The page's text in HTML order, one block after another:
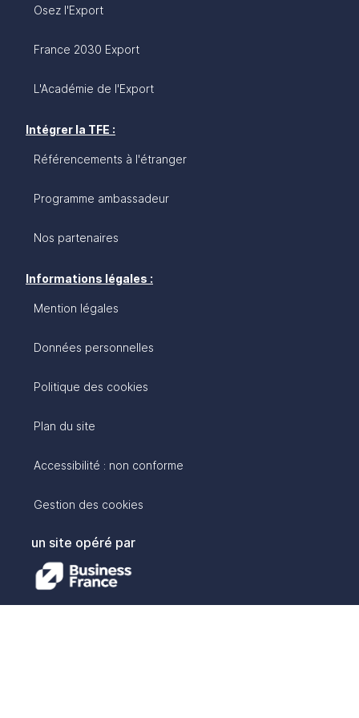
Osez l'Export
France 2030 Export
L'Académie de l'Export
Intégrer la TFE :
Référencements à l'étranger
Programme ambassadeur
Nos partenaires
Informations légales :
Mention légales
Données personnelles
Politique des cookies
Plan du site
Accessibilité : non conforme
Gestion des cookies
un site opéré par
avec :